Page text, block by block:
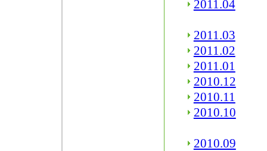
2011.04
2011.03
2011.02
2011.01
2010.12
2010.11
2010.10
2010.09